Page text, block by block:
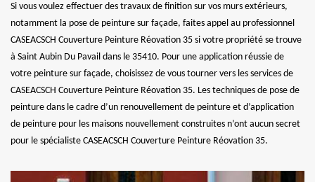
Si vous voulez effectuer des travaux de finition sur vos murs extérieurs,
notamment la pose de peinture sur façade, faites appel au professionnel
CASEACSCH Couverture Peinture Réovation 35 si votre propriété se trouve
à Saint Aubin Du Pavail dans le 35410. Pour une application réussie de
votre peinture sur façade, choisissez de vous tourner vers les services de
CASEACSCH Couverture Peinture Réovation 35. Les techniques de pose de
peinture dans le cadre d’un renouvellement de peinture et d’application
de peinture pour les maisons nouvellement construites n’ont aucun secret
pour le spécialiste CASEACSCH Couverture Peinture Réovation 35.